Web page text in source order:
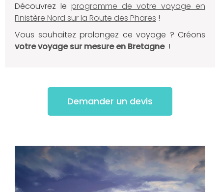
Découvrez le programme de votre voyage en
Finistère Nord sur la Route des Phares !
Vous souhaitez prolongez ce voyage ? Créons
votre voyage sur mesure en Bretagne!
Demander un devis